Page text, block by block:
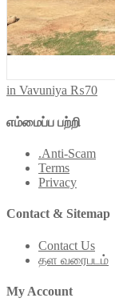
in Vavuniya ₨70
எம்மைப்ப பற்றி
.Anti-Scam
Terms
Privacy
Contact & Sitemap
Contact Us
தள வரைபடம்
My Account